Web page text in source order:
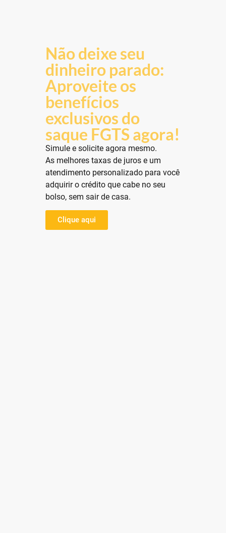
Não deixe seu
dinheiro parado:
Aproveite os
benefícios
exclusivos do
saque FGTS agora!
Simule e solicite agora mesmo.
As melhores taxas de juros e um
atendimento personalizado para você
adquirir o crédito que cabe no seu
bolso, sem sair de casa.
Clique aqui